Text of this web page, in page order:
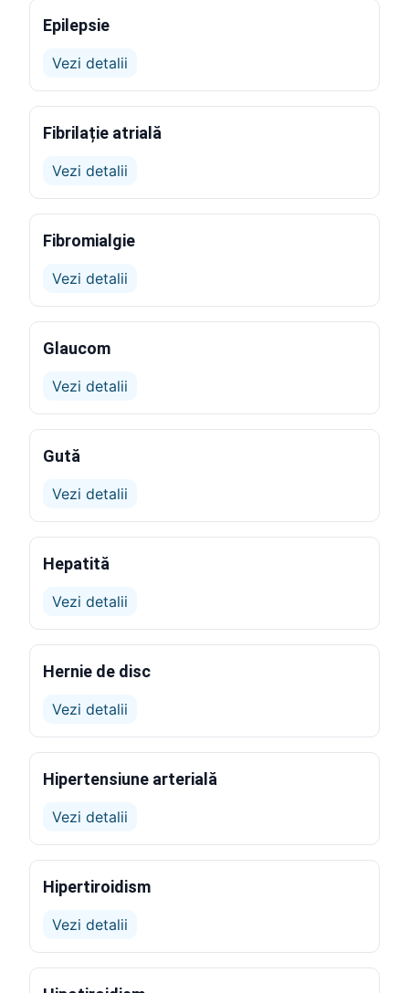
Epilepsie
Vezi detalii
Fibrilație atrială
Vezi detalii
Fibromialgie
Vezi detalii
Glaucom
Vezi detalii
Gută
Vezi detalii
Hepatită
Vezi detalii
Hernie de disc
Vezi detalii
Hipertensiune arterială
Vezi detalii
Hipertiroidism
Vezi detalii